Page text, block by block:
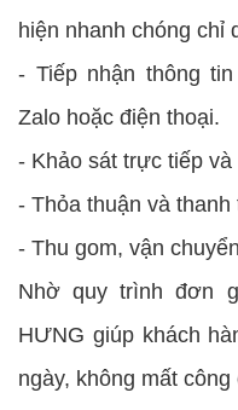
hiện nhanh chóng chỉ
- Tiếp nhận thông
Zalo hoặc điện thoại.
- Khảo sát trực tiếp và
- Thỏa thuận và thanh
- Thu gom, vận
Nhờ quy trình đơn
HƯNG giúp khách
ngày, không mất